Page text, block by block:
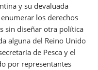
y su devaluada
los derechos
sin diseñar otra política
alguna del Reino Unido
de Pesca y el
por representantes